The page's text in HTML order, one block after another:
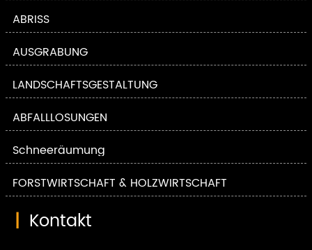
ABRISS
AUSGRABUNG
LANDSCHAFTSGESTALTUNG
ABFALLLÖSUNGEN
Schneeräumung
FORSTWIRTSCHAFT & HOLZWIRTSCHAFT
| Kontakt